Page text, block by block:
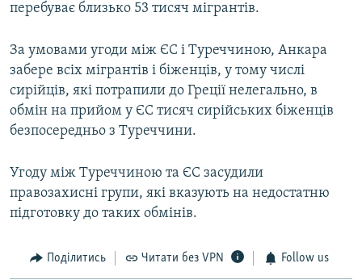
перебуває близько 53 тисяч мігрантів.
За умовами угоди між ЄС і Туреччиною, Анкара
забере всіх мігрантів і біженців, у тому числі
сирійців, які потрапили до Греції нелегально, в
обмін на прийом у ЄС тисяч сирійських біженців
безпосередньо з Туреччини.
Угоду між Туреччиною та ЄС засудили
правозахисні групи, які вказують на недостатню
підготовку до таких обмінів.
Поділитись Читати без VPN Follow us